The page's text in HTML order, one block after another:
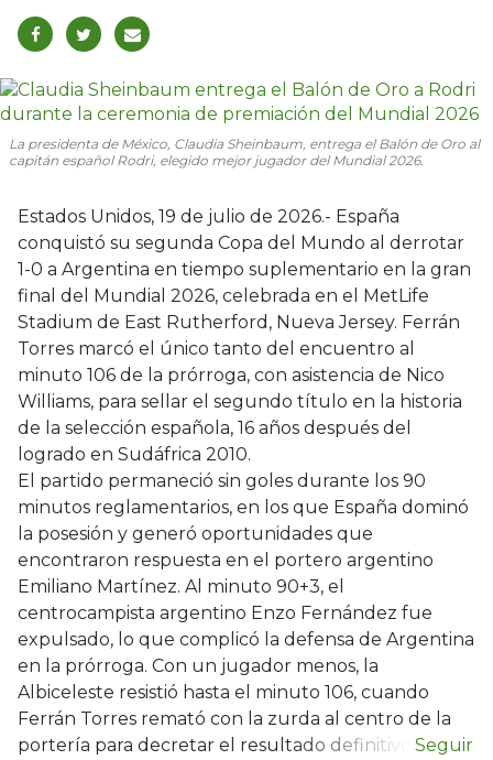
La presidenta de México, Claudia Sheinbaum, entrega el Balón de Oro al
capitán español Rodri, elegido mejor jugador del Mundial 2026.
Estados Unidos, 19 de julio de 2026.- España
conquistó su segunda Copa del Mundo al derrotar
1-0 a Argentina en tiempo suplementario en la gran
final del Mundial 2026, celebrada en el MetLife
Stadium de East Rutherford, Nueva Jersey. Ferrán
Torres marcó el único tanto del encuentro al
minuto 106 de la prórroga, con asistencia de Nico
Williams, para sellar el segundo título en la historia
de la selección española, 16 años después del
logrado en Sudáfrica 2010.
El partido permaneció sin goles durante los 90
minutos reglamentarios, en los que España dominó
la posesión y generó oportunidades que
encontraron respuesta en el portero argentino
Emiliano Martínez. Al minuto 90+3, el
centrocampista argentino Enzo Fernández fue
expulsado, lo que complicó la defensa de Argentina
en la prórroga. Con un jugador menos, la
Albiceleste resistió hasta el minuto 106, cuando
Ferrán Torres remató con la zurda al centro de la
portería para decretar el resultado definitivo.